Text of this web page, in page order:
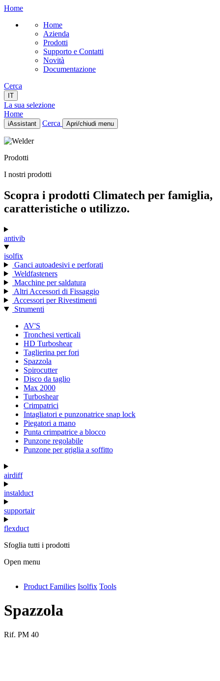
Home
Home
Azienda
Prodotti
Supporto e Contatti
Novità
Documentazione
Cerca
IT
La sua selezione
Home
iAssistant Cerca Apri/chiudi menu
Home
Prodotti
Novità
IT
Prodotti
I nostri prodotti
Scopra i prodotti Climatech per famiglia,
caratteristiche o utilizzo.
antivib
isolfix
Ganci autoadesivi e perforati
Weldfasteners
Macchine per saldatura
Altri Accessori di Fissaggio
Accessori per Rivestimenti
Strumenti
AV'S
Tronchesi verticali
HD Turboshear
Taglierina per fori
Spazzola
Spirocutter
Disco da taglio
Max 2000
Turboshear
Crimpatrici
Intagliatori e punzonatrice snap lock
Piegatori a mano
Punta crimpatrice a blocco
Punzone regolabile
Punzone per griglia a soffitto
airdiff
instalduct
supportair
flexduct
Sfoglia tutti i prodotti
Open menu
antivib
Product Families Isolfix Tools
Spazzola
Rif. PM 40